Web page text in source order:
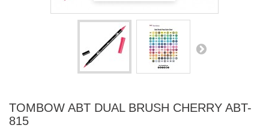
TOMBOW ABT DUAL BRUSH CHERRY ABT-
815